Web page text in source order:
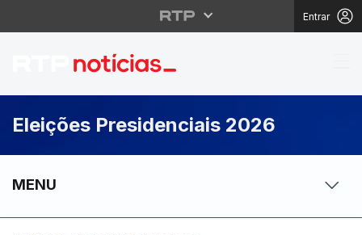
Entrar
Presidenciais.
Eleições Presidenciais 2026
MENU